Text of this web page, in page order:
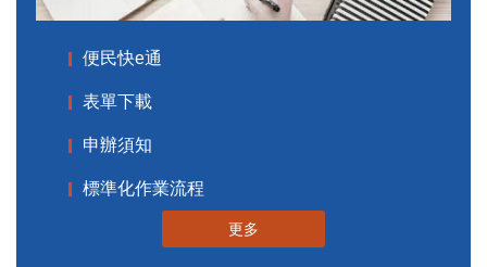
便民快e通
表單下載
申辦須知
標準化作業流程
更多